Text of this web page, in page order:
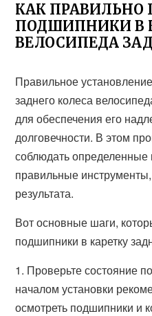
КАК ПРАВИЛЬНО
ПОДШИПНИКИ В
ВЕЛОСИПЕДА
Правильное
заднего колеса
для обеспечения его
долговечности. В этом
соблюдать
правильные
результата.
Вот основные шаги,
подшипники в каретку
1. Проверьте состояние
началом установки
осмотреть подшипники и